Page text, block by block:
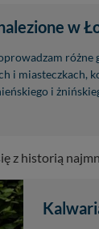
w
i miasteczkach,
i
z historią
plikach cookies.
tego zrobić za
- odkrywaj i